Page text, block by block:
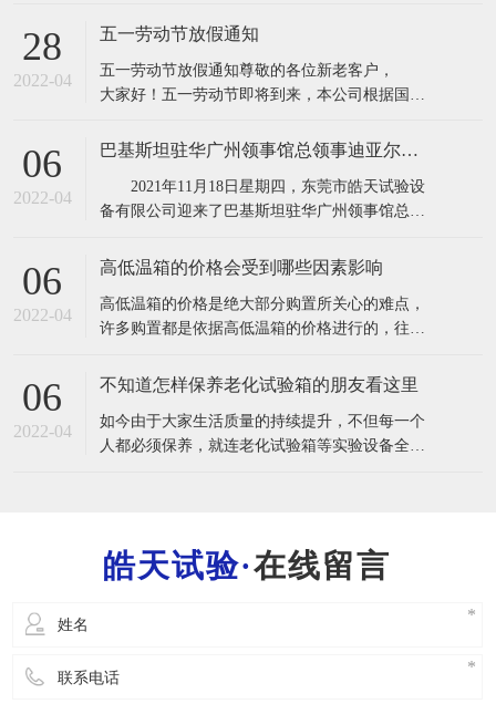
所具有的缺点,保证产品质量。高低温实验箱主要
产品、道路运输、电力能源原材料、航天航空、
诊疗化工厂、塑料橡料等及有关产品之耐高温，
28
2022-04
五一劳动节放假通知
五一劳动节放假通知​​尊敬的各位新老客户，
大家好！五一劳动节即将到来，本公司根据国务
动节假期安排通知如下：1、4月30日至5月4日
调休上班。节假日期间,各位新老客
06
2022-04
巴基斯坦驻华广州领事馆总领事迪亚尔汗先生和商务参赞穆罕默德·艾凡先生一行莅临东莞市皓天试验设备有限公司参观交流指导
2021年11月18日星期四，东莞市皓天试验设
备有限公司迎来了巴基斯坦驻华广州领事馆总领
中方代表陈新生一行莅临工厂参观指导。 东
基斯坦驻华广州领事馆总领事迪亚尔汗先生和商
务参赞穆罕默德·艾凡先生、中方代表
06
2022-04
高低温箱的价格会受到哪些因素影响
​高低温箱的价格是绝大部分购置所关心的难点，
许多购置都是依据高低温箱的价格进行的，往往
工制作工艺.原料.核心技术等因素不一样，因此在
的温度要求越高，价格就越高。由于温度越高，
压榨和改性工程塑料的成本费用就越高。挑选
06
2022-04
不知道怎样保养老化试验箱的朋友看这里
​如今由于大家生活质量的持续提升，不但每一个
人都必须保养，就连老化试验箱等实验设备全是
立即开展安全事故解决。2.严禁应用老化试验箱
在线留言